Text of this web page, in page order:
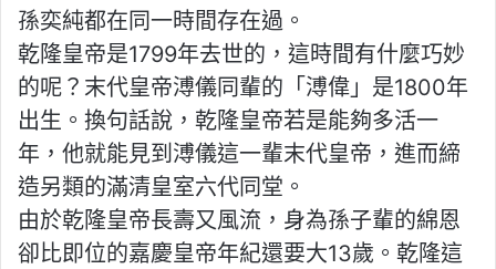
孫奕純都在同一時間存在過。
乾隆皇帝是1799年去世的，這時間有什麼巧妙
的呢？末代皇帝溥儀同輩的「溥偉」是1800年
出生。換句話說，乾隆皇帝若是能夠多活一
年，他就能見到溥儀這一輩末代皇帝，進而締
造另類的滿清皇室六代同堂。
由於乾隆皇帝長壽又風流，身為孫子輩的綿恩
卻比即位的嘉慶皇帝年紀還要大13歲。乾隆這